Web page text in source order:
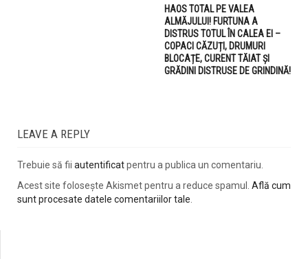
HAOS TOTAL PE VALEA
ALMĂJULUI! FURTUNA A
DISTRUS TOTUL ÎN CALEA EI –
COPACI CĂZUȚI, DRUMURI
BLOCAȚE, CURENT TĂIAT ȘI
GRĂDINI DISTRUSE DE GRINDINĂ!
LEAVE A REPLY
Trebuie să fii autentificatpentru a publica un comentariu.
Acest site folosește Akismet pentru a reduce spamul. Află cum
sunt procesate datele comentariilor tale.